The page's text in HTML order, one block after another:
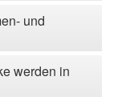
und
werden in